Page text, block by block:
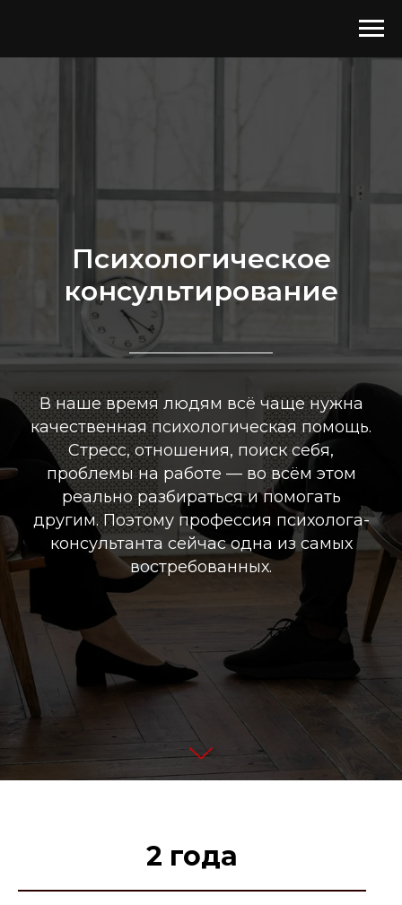
Психологическое
консультирование
В наше время людям всё чаще нужна
качественная психологическая помощь.
Стресс, отношения, поиск себя,
проблемы на работе — во всём этом
реально разбираться и помогать
другим. Поэтому профессия психолога-
консультанта сейчас одна из самых
востребованных.
2 года